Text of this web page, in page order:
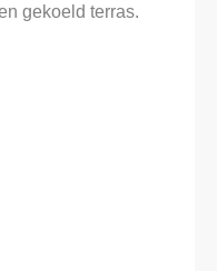
gekoeld terras.